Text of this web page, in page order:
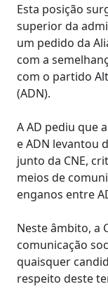
Esta posição
superior da
um pedido da
com a
com o partido
(ADN).
A AD pediu que
e ADN levantou
junto da CNE,
meios de
enganos entre
Neste âmbito, a
comunicação
quaisquer
respeito deste